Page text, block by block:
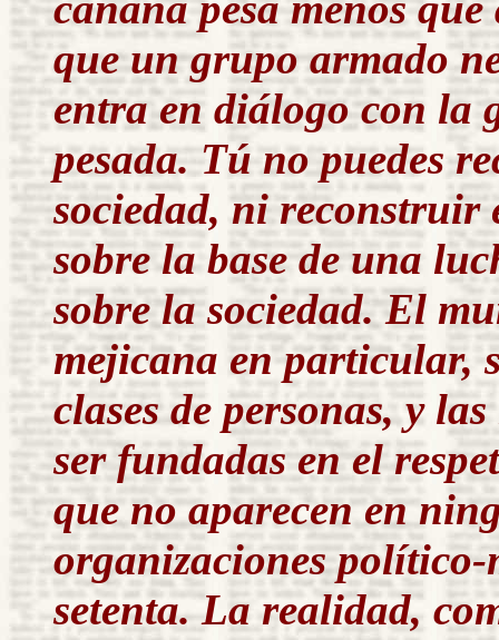
que un grupo armado
entra en diálogo con la
pesada. Tú no puedes
sociedad, ni reconstruir
sobre la base de una
sobre la sociedad. El
mejicana en particular,
clases de personas, y
ser fundadas en el
que no aparecen en
organizaciones político-
setenta. La realidad,